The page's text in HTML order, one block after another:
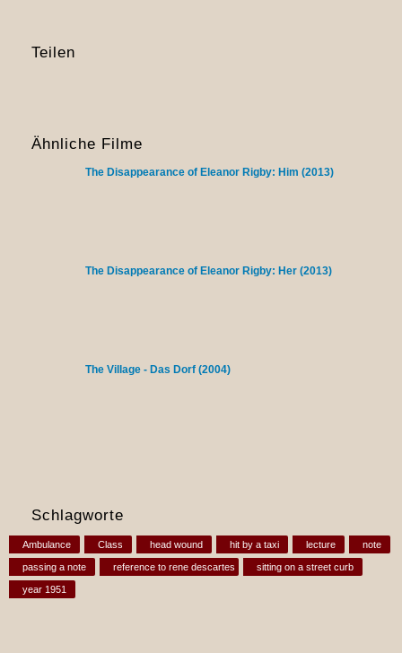
Teilen
Ähnliche Filme
The Disappearance of Eleanor Rigby: Him (2013)
The Disappearance of Eleanor Rigby: Her (2013)
The Village - Das Dorf (2004)
Schlagworte
Ambulance Class head wound hit by a taxi lecture note
passing a note reference to rene descartes sitting on a street curb
year 1951